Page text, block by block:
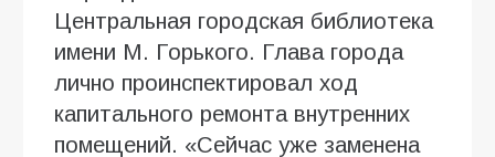
Центральная городская библиотека
имени М. Горького. Глава города
лично проинспектировал ход
капитального ремонта внутренних
помещений. «Сейчас уже заменена